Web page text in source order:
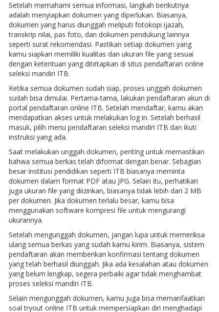
Setelah memahami semua informasi, langkah berikutnya
adalah menyiapkan dokumen yang diperlukan. Biasanya,
dokumen yang harus diunggah meliputi fotokopi ijazah,
transkrip nilai, pas foto, dan dokumen pendukung lainnya
seperti surat rekomendasi. Pastikan setiap dokumen yang
kamu siapkan memiliki kualitas dan ukuran file yang sesuai
dengan ketentuan yang ditetapkan di situs pendaftaran online
seleksi mandiri ITB.
Ketika semua dokumen sudah siap, proses unggah dokumen
sudah bisa dimulai. Pertama-tama, lakukan pendaftaran akun di
portal pendaftaran online ITB. Setelah mendaftar, kamu akan
mendapatkan akses untuk melakukan log in. Setelah berhasil
masuk, pilih menu pendaftaran seleksi mandiri ITB dan ikuti
instruksi yang ada.
Saat melakukan unggah dokumen, penting untuk memastikan
bahwa semua berkas telah diformat dengan benar. Sebagian
besar institusi pendidikan seperti ITB biasanya meminta
dokumen dalam format PDF atau JPG. Selain itu, perhatikan
juga ukuran file yang diizinkan, biasanya tidak lebih dari 2 MB
per dokumen. Jika dokumen terlalu besar, kamu bisa
menggunakan software kompresi file untuk mengurangi
ukurannya.
Setelah mengunggah dokumen, jangan lupa untuk memeriksa
ulang semua berkas yang sudah kamu kirim. Biasanya, sistem
pendaftaran akan memberikan konfirmasi tentang dokumen
yang telah berhasil diunggah. Jika ada kesalahan atau dokumen
yang belum lengkap, segera perbaiki agar tidak menghambat
proses seleksi mandiri ITB.
Selain mengunggah dokumen, kamu juga bisa memanfaatkan
soal tryout online ITB untuk mempersiapkan diri menghadapi